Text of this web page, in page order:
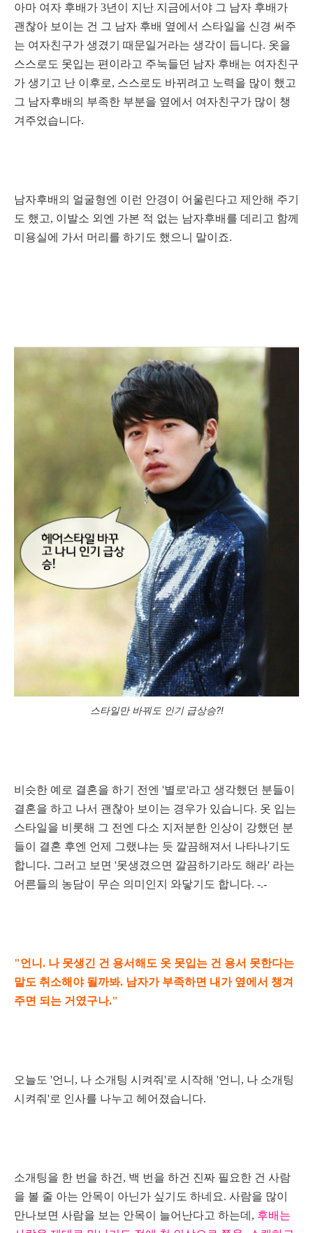
아마 여자 후배가 3년이 지난 지금에서야 그 남자 후배가
괜찮아 보이는 건 그 남자 후배 옆에서 스타일을 신경 써주
는 여 자친구가 생겼기 때문일거라는 생각이 듭니다. 옷을
스스로도 못입는 편이라고 주눅들던 남자 후배는 여자친구
가 생기고 난 이후로, 스스로도 바뀌려고 노력을 많이 했고
그 남자후배의 부족한 부분을 옆에서 여자친구가 많이 챙
겨주었습니다.
남자후배의 얼굴형엔 이런 안경이 어울린다고 제안해 주기
도 했고, 이발소 외엔 가본 적 없는 남자후배를 데리고 함께
미용실에 가서 머리를 하기도 했으니 말이죠.
스타일만 바꿔도 인기 급상승?!
비슷한 예로 결혼을 하기 전엔 '별로'라고 생각했던 분들이
결혼을 하고 나서 괜찮아 보이는 경우가 있습니다. 옷 입는
스타일을 비롯해 그 전엔 다소 지저분한 인상이 강했던 분
들이 결혼 후엔 언제 그랬냐는 듯 깔끔해져서 나타나기도
합니다. 그러고 보면 '못생겼으면 깔끔하기라도 해라' 라는
어른들의 농담이 무슨 의미인지 와닿기도 합니다. -.-
"언니. 나 못생긴 건 용서해도 옷 못입는 건 용서 못한다는
말도 취소해야 될까봐. 남자가 부족하면 내가 옆에서 챙겨
주면 되는 거였구나."
오늘도 '언니, 나 소개팅 시켜줘'로 시작해 '언니, 나 소개팅
시켜줘'로 인사를 나누고 헤어졌습니다.
소개팅을 한 번을 하건, 백 번을 하건 진짜 필요한 건 사람
을 볼 줄 아는 안목이 아닌가 싶기도 하네요. 사람을 많이
만나보면 사람을 보는 안목이 늘어난다고 하는데, 후배 는